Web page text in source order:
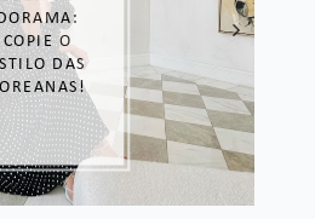
ESSENCIAIS
QUE VOCÊ
PRECISA TER
NO GUARDA-
ROUPA